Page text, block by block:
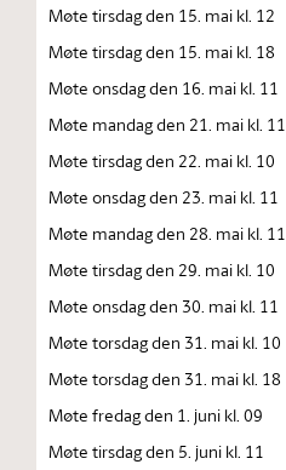
Møte tirsdag den 15. mai kl. 12
Møte tirsdag den 15. mai kl. 18
Møte onsdag den 16. mai kl. 11
Møte mandag den 21. mai kl. 11
Møte tirsdag den 22. mai kl. 10
Møte onsdag den 23. mai kl. 11
Møte mandag den 28. mai kl. 11
Møte tirsdag den 29. mai kl. 10
Møte onsdag den 30. mai kl. 11
Møte torsdag den 31. mai kl. 10
Møte torsdag den 31. mai kl. 18
Møte fredag den 1. juni kl. 09
Møte tirsdag den 5. juni kl. 11